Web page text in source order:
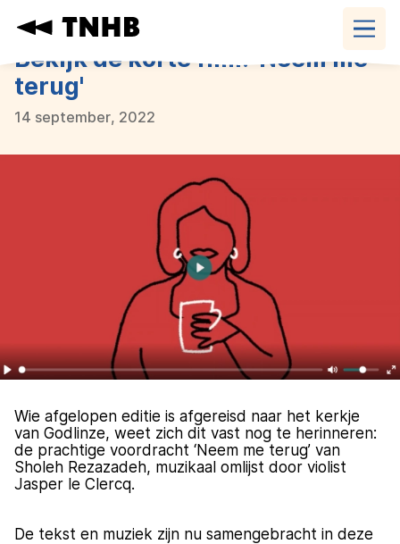
Navigatie
Bekijk de korte film: 'Neem me
terug'
14 september, 2022
Wie afgelopen editie is afgereisd naar het kerkje
van Godlinze, weet zich dit vast nog te herinneren:
de prachtige voordracht ‘Neem me terug’ van
Sholeh Rezazadeh, muzikaal omlijst door violist
Jasper le Clercq.
De tekst en muziek zijn nu samengebracht in deze